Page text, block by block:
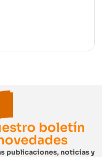
boletín
publicaciones, noticias y